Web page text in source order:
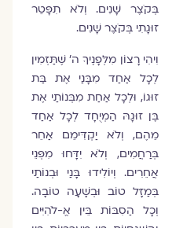
בְּקֹצֶר שָׁנִים. וְלֹא תִפָּטֵר
זוּגָתִי בְּקֹצֶר שָׁנִים.
וִיהִי רָצוֹן מִלְּפָנֶיךָ ה׳ שֶׁתַּזְמִין
לְכָל אַחַד מִבָּנַי אֶת בַּת
זוּגוֹ, וּלְכָל אַחַת מִבְּנוֹתַי אֶת
בֶּן זוּגָהּ הַמְיֻחָד לְכָל אַחַד
מֵהֶם, וְלֹא יַקְדִּימֵם אַחֵר
בְּרַחֲמִים, וְלֹא יִדָּחוּ מִפְּנֵי
אֲחֵרִים. וְיוֹלִידוּ בָּנַי וּבְנוֹתַי
בְּמַזָּל טוֹב וּבְשָׁעָה טוֹבָה.
וְכָל הַסִבּוֹת בֵּין אֱ-לֹהִיִּים